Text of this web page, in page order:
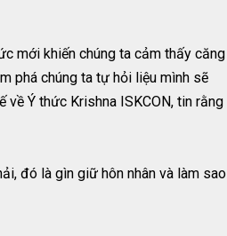
mới khiến chúng ta cảm thấy căng
phá chúng ta tự hỏi liệu mình sẽ
Ý thức Krishna ISKCON, tin rằng
đó là gìn giữ hôn nhân và làm sao